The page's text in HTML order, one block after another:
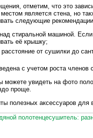
отметим, что это
является стена, но
следующие
стиральной машиной. Если
её крышку;
от сушилки до
с учетом роста членов
увидеть на фото
проще.
полезных аксессуаров для